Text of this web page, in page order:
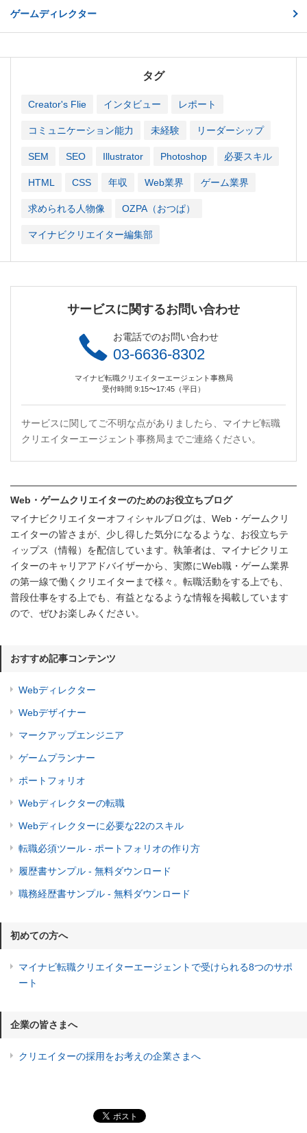
ゲームディレクター
タグ
Creator's Flie インタビュー レポート
コミュニケーション能力 未経験 リーダーシップ
SEM SEO Illustrator Photoshop 必要スキル
HTML CSS 年収 Web業界 ゲーム業界
求められる人物像 OZPA（おつぱ）
マイナビクリエイター編集部
サービスに関するお問い合わせ
お電話でのお問い合わせ
03-6636-8302
マイナビ転職クリエイターエージェント事務局
受付時間 9:15〜17:45（平日）
サービスに関してご不明な点がありましたら、マイナビ転職
クリエイターエージェント事務局までご連絡ください。
Web・ゲームクリエイターのためのお役立ちブログ
マイナビクリエイターオフィシャルブログは、Web・ゲームクリ
エイターの皆さまが、少し得した気分になるような、お役立ちテ
ィップス（情報）を配信しています。執筆者は、マイナビクリエ
イターのキャリアアドバイザーから、実際にWeb職・ゲーム業界
の第一線で働くクリエイターまで様々。転職活動をする上でも、
普段仕事をする上でも、有益となるような情報を掲載しています
ので、ぜひお楽しみください。
おすすめ記事コンテンツ
Webディレクター
Webデザイナー
マークアップエンジニア
ゲームプランナー
ポートフォリオ
Webディレクターの転職
Webディレクターに必要な22のスキル
転職必須ツール - ポートフォリオの作り方
履歴書サンプル - 無料ダウンロード
職務経歴書サンプル - 無料ダウンロード
初めての方へ
マイナビ転職クリエイターエージェントで受けられる8つのサポ
ート
企業の皆さまへ
クリエイターの採用をお考えの企業さまへ